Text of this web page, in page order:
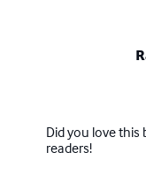
Did you love this
readers!